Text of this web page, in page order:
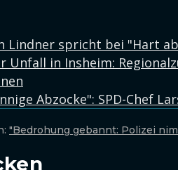
Lindner spricht bei "Hart
Unfall in Insheim:
Abzocke": SPD-Chef
"Bedrohung gebannt: Polizei